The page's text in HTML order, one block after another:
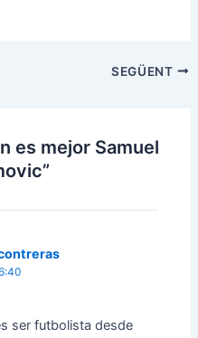
SEGÜENT
es mejor Samuel
ser futbolista desde